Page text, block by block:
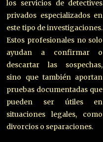
los servicios de detectives
privados especializados en
este tipo de investigaciones.
Estos profesionales no solo
ayudan a confirmar o
descartar las sospechas,
sino que también aportan
pruebas documentadas que
pueden ser útiles en
situaciones legales, como
divorcios o separaciones.